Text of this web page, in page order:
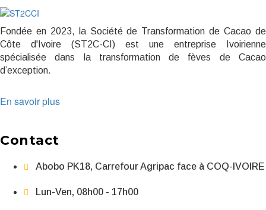
Fondée en 2023, la Société de Transformation de Cacao de
Côte d'Ivoire (ST2C-CI) est une entreprise Ivoirienne
spécialisée dans la transformation de fèves de Cacao
d’exception.
En savoir plus
Contact
Abobo PK18, Carrefour Agripac face à COQ-IVOIRE
Lun-Ven, 08h00 - 17h00